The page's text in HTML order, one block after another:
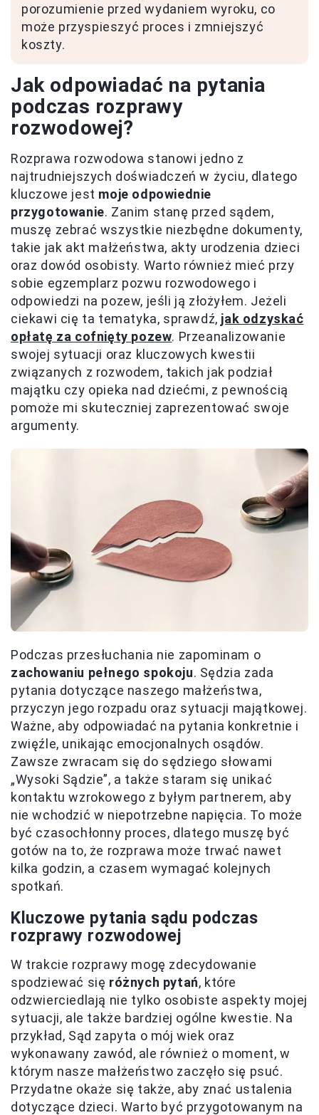
porozumienie przed wydaniem wyroku, co
może przyspieszyć proces i zmniejszyć
koszty.
Jak odpowiadać na pytania
podczas rozprawy
rozwodowej?
Rozprawa rozwodowa stanowi jedno z
najtrudniejszych doświadczeń w życiu, dlatego
kluczowe jest moje odpowiednie
przygotowanie. Zanim stanę przed sądem,
muszę zebrać wszystkie niezbędne dokumenty,
takie jak akt małżeństwa, akty urodzenia dzieci
oraz dowód osobisty. Warto również mieć przy
sobie egzemplarz pozwu rozwodowego i
odpowiedzi na pozew, jeśli ją złożyłem. Jeżeli
ciekawi cię ta tematyka, sprawdź, jak odzyskać
opłatę za cofnięty pozew. Przeanalizowanie
swojej sytuacji oraz kluczowych kwestii
związanych z rozwodem, takich jak podział
majątku czy opieka nad dziećmi, z pewnością
pomoże mi skuteczniej zaprezentować swoje
argumenty.
Podczas przesłuchania nie zapominam o
zachowaniu pełnego spokoju. Sędzia zada
pytania dotyczące naszego małżeństwa,
przyczyn jego rozpadu oraz sytuacji majątkowej.
Ważne, aby odpowiadać na pytania konkretnie i
zwięźle, unikając emocjonalnych osądów.
Zawsze zwracam się do sędziego słowami
„Wysoki Sądzie”, a także staram się unikać
kontaktu wzrokowego z byłym partnerem, aby
nie wchodzić w niepotrzebne napięcia. To może
być czasochłonny proces, dlatego muszę być
gotów na to, że rozprawa może trwać nawet
kilka godzin, a czasem wymagać kolejnych
spotkań.
Kluczowe pytania sądu podczas
rozprawy rozwodowej
W trakcie rozprawy mogę zdecydowanie
spodziewać się różnych pytań, które
odzwierciedlają nie tylko osobiste aspekty mojej
sytuacji, ale także bardziej ogólne kwestie. Na
przykład, Sąd zapyta o mój wiek oraz
wykonawany zawód, ale również o moment, w
którym nasze małżeństwo zaczęło się psuć.
Przydatne okaże się także, aby znać ustalenia
dotyczące dzieci. Warto być przygotowanym na